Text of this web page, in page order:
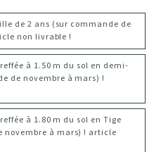
de 2 ans (sur commande de
non livrable !
à 1.50 m du sol en demi-
de novembre à mars) !
à 1.80 m du sol en Tige
novembre à mars) ! article